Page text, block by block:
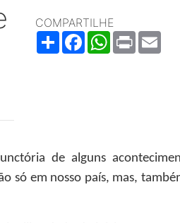
COMPARTILHE
ShareFacebookWhatsApp
Print
de alguns
só em nosso país, mas,